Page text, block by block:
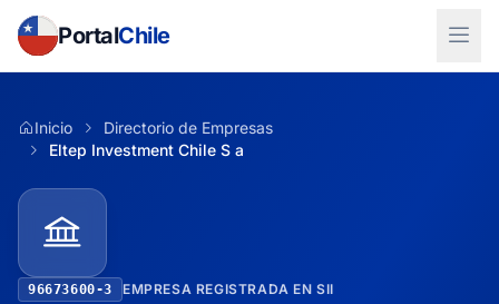
PortalChile
Inicio
Directorio de Empresas
Eltep Investment Chile S a
96673600-3 EMPRESA REGISTRADA EN SII